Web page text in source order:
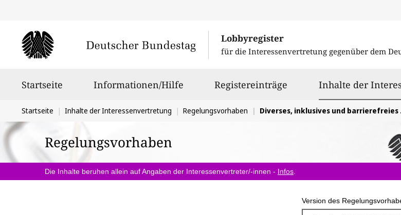
Lobbyregister
für die Interessenvertretung gegenüber dem
Startseite Informationen/Hilfe Registereinträge Inhalte der
Sie
befinden
sich
hier:
Startseite Inhalte der Interessenvertretung Regelungsvorhaben Diverses, inklusives und barrierefreies Gesundheitswesen
Regelungsvorhaben
Die Inhalte beruhen allein auf Angaben der Interessenvertreter/-innen - Infos
Version des